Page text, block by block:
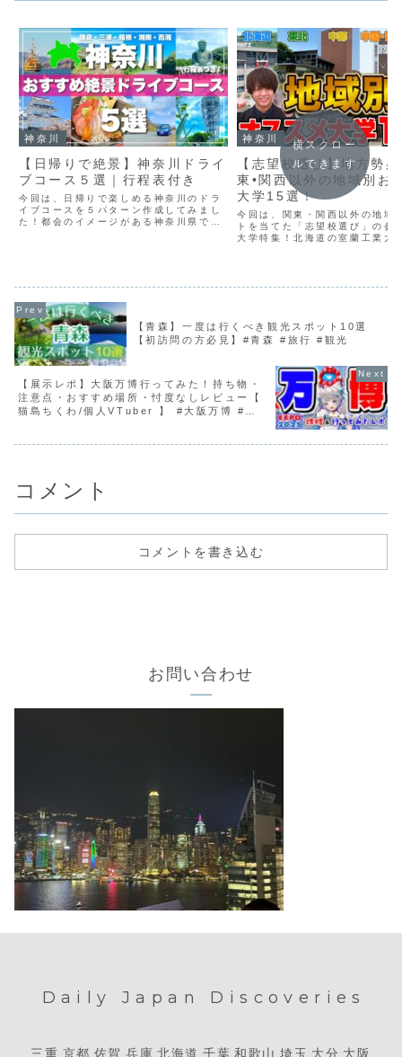
神奈川
【日帰りで絶景】神奈川ドライ
ブコース５選｜行程表付き
今回は、日帰りで楽しめる神奈川のドラ
イブコースを５パターン作成してみまし
た！都会のイメージがある神奈川県です
神奈川
【志望校選び】地方勢
東•関西以外の地域別お
大学15選！
今回は、関東・関西以外の地域
トを当てた「志望校選び」の参
大学特集！北海道の室蘭工業大
横スクロー
ルできます
【青森】一度は行くべき観光スポット10選
【初訪問の方必見】#青森 #旅行 #観光
【展示レポ】大阪万博行ってみた！持ち物・
注意点・おすすめ場所・忖度なしレビュー【
猫島ちくわ/個人VTuber 】 #大阪万博 #万
コメント
コメントを書き込む
お問い合わせ
Daily Japan Discoveries
三重 京都 佐賀 兵庫 北海道 千葉 和歌山 埼玉 大分 大阪